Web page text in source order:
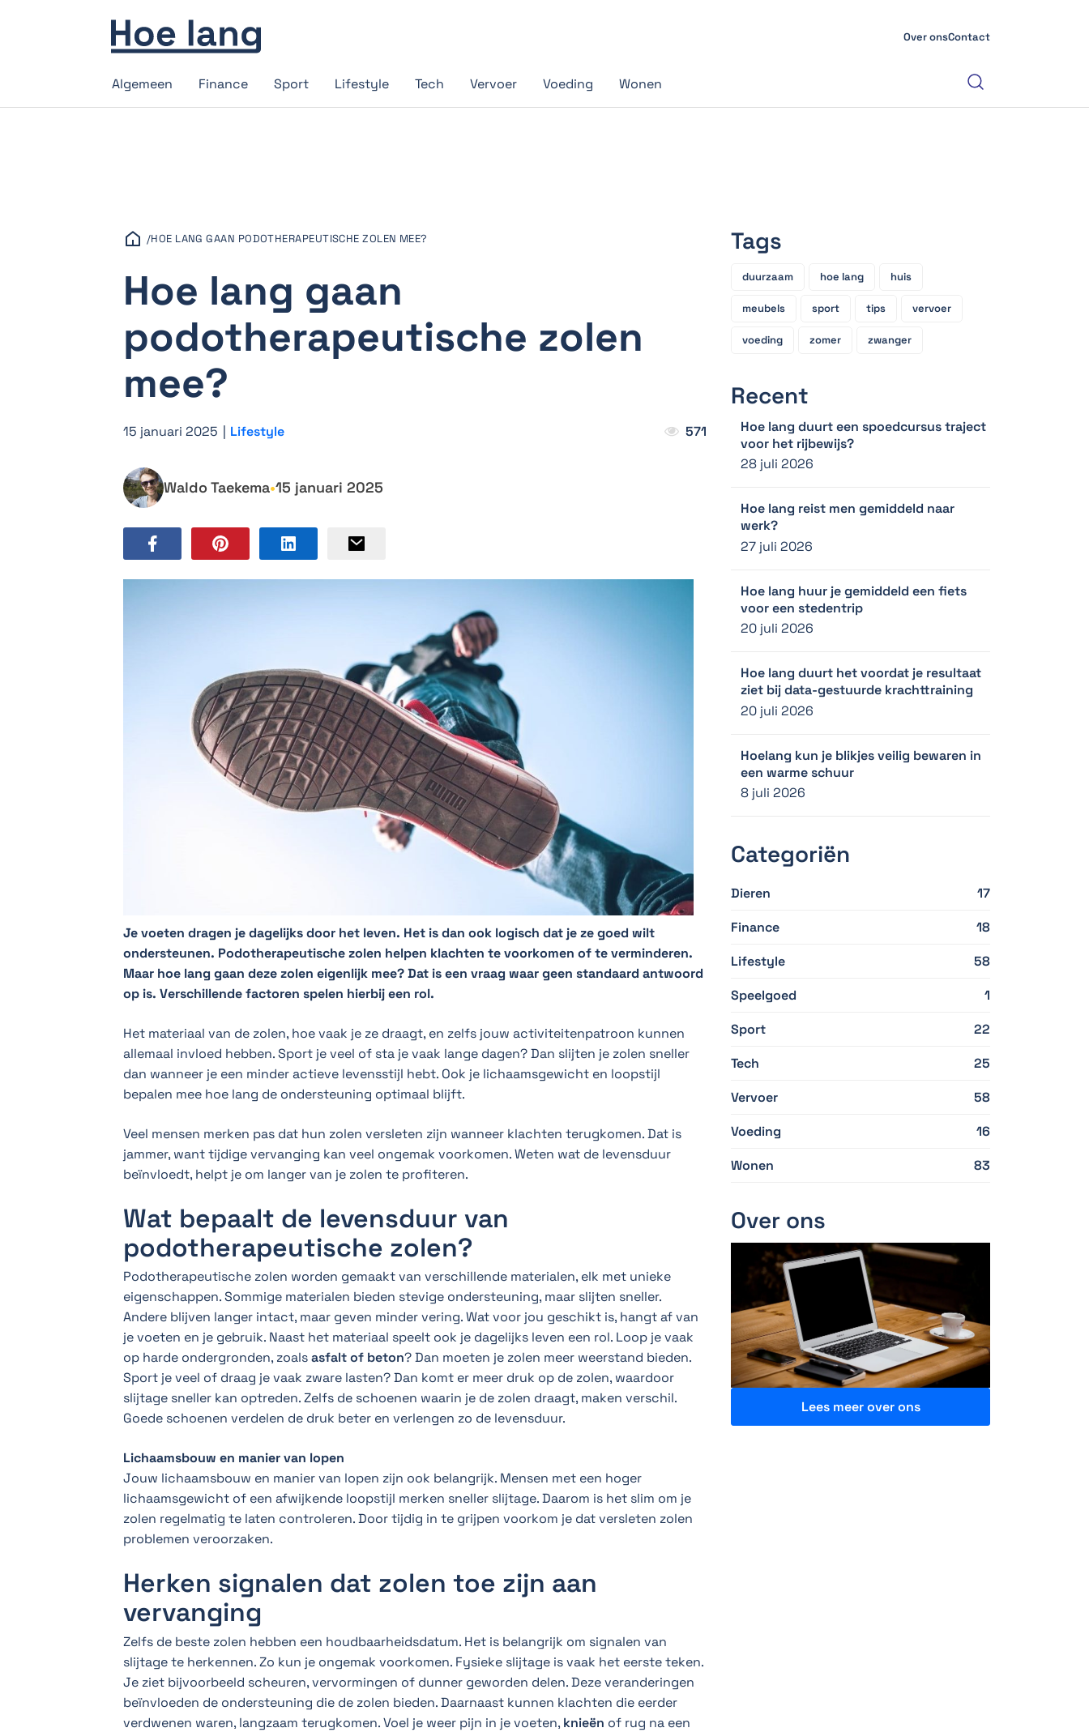
Over onsContact
Algemeen Finance Sport Lifestyle Tech Vervoer Voeding Wonen
/HOE LANG GAAN PODOTHERAPEUTISCHE ZOLEN MEE?
Hoe lang gaan
podotherapeutische zolen
mee?
15 januari 2025 | Lifestyle 571
Waldo Taekema•15 januari 2025
Je voeten dragen je dagelijks door het leven. Het is dan ook logisch dat je ze goed wilt
ondersteunen. Podotherapeutische zolen helpen klachten te voorkomen of te verminderen.
Maar hoe lang gaan deze zolen eigenlijk mee? Dat is een vraag waar geen standaard antwoord
op is. Verschillende factoren spelen hierbij een rol.
Het materiaal van de zolen, hoe vaak je ze draagt, en zelfs jouw activiteitenpatroon kunnen
allemaal invloed hebben. Sport je veel of sta je vaak lange dagen? Dan slijten je zolen sneller
dan wanneer je een minder actieve levensstijl hebt. Ook je lichaamsgewicht en loopstijl
bepalen mee hoe lang de ondersteuning optimaal blijft.
Veel mensen merken pas dat hun zolen versleten zijn wanneer klachten terugkomen. Dat is
jammer, want tijdige vervanging kan veel ongemak voorkomen. Weten wat de levensduur
beïnvloedt, helpt je om langer van je zolen te profiteren.
Wat bepaalt de levensduur van
podotherapeutische zolen?
Podotherapeutische zolen worden gemaakt van verschillende materialen, elk met unieke
eigenschappen. Sommige materialen bieden stevige ondersteuning, maar slijten sneller.
Andere blijven langer intact, maar geven minder vering. Wat voor jou geschikt is, hangt af van
je voeten en je gebruik. Naast het materiaal speelt ook je dagelijks leven een rol. Loop je vaak
op harde ondergronden, zoalsasfalt of beton? Dan moeten je zolen meer weerstand bieden.
Sport je veel of draag je vaak zware lasten? Dan komt er meer druk op de zolen, waardoor
slijtage sneller kan optreden. Zelfs de schoenen waarin je de zolen draagt, maken verschil.
Goede schoenen verdelen de druk beter en verlengen zo de levensduur.
Lichaamsbouw en manier van lopen
Jouw lichaamsbouw en manier van lopen zijn ook belangrijk. Mensen met een hoger
lichaamsgewicht of een afwijkende loopstijl merken sneller slijtage. Daarom is het slim om je
zolen regelmatig te laten controleren. Door tijdig in te grijpen voorkom je dat versleten zolen
problemen veroorzaken.
Herken signalen dat zolen toe zijn aan
vervanging
Zelfs de beste zolen hebben een houdbaarheidsdatum. Het is belangrijk om signalen van
slijtage te herkennen. Zo kun je ongemak voorkomen. Fysieke slijtage is vaak het eerste teken.
Je ziet bijvoorbeeld scheuren, vervormingen of dunner geworden delen. Deze veranderingen
beïnvloeden de ondersteuning die de zolen bieden. Daarnaast kunnen klachten die eerder
verdwenen waren, langzaam terugkomen. Voel je weer pijn in je voeten, knieën of rug na een
Tags
duurzaam hoe lang huis
meubels sport tips vervoer
voeding zomer zwanger
Recent
Hoe lang duurt een spoedcursus traject
voor het rijbewijs?
28 juli 2026
Hoe lang reist men gemiddeld naar
werk?
27 juli 2026
Hoe lang huur je gemiddeld een fiets
voor een stedentrip
20 juli 2026
Hoe lang duurt het voordat je resultaat
ziet bij data-gestuurde krachttraining
20 juli 2026
Hoelang kun je blikjes veilig bewaren in
een warme schuur
8 juli 2026
Categoriën
Dieren
17
Finance
18
Lifestyle
58
Speelgoed
1
Sport
22
Tech
25
Vervoer
58
Voeding
16
Wonen
83
Over ons
Lees meer over ons